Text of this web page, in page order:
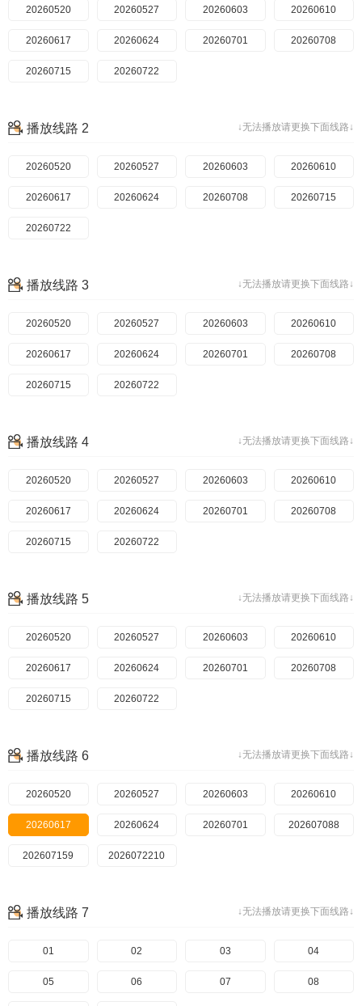
20260520 20260527 20260603 20260610
20260617 20260624 20260701 20260708
20260715 20260722
↓无法播放请更换下面线路↓
播放线路 2
20260520 20260527 20260603 20260610
20260617 20260624 20260708 20260715
20260722
↓无法播放请更换下面线路↓
播放线路 3
20260520 20260527 20260603 20260610
20260617 20260624 20260701 20260708
20260715 20260722
↓无法播放请更换下面线路↓
播放线路 4
20260520 20260527 20260603 20260610
20260617 20260624 20260701 20260708
20260715 20260722
↓无法播放请更换下面线路↓
播放线路 5
20260520 20260527 20260603 20260610
20260617 20260624 20260701 20260708
20260715 20260722
↓无法播放请更换下面线路↓
播放线路 6
20260520 20260527 20260603 20260610
20260617 20260624 20260701 202607088
202607159 2026072210
↓无法播放请更换下面线路↓
播放线路 7
01 02 03 04
05 06 07 08